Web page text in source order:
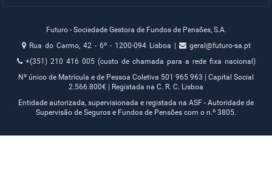
Futuro - Sociedade Gestora de Fundos de Pensões, S.A.
Rua do Carmo, 42 - 6º - 1200-094 Lisboa |
geral@futuro-sa.pt
+(351) 210 416 005 (custo de chamada para a rede fixa nacional)
Nº único de Matrícula e de Pessoa Coletiva 501 965 963 | Capital Social
2.566.800€ | Registada na C. R. C. Lisboa
Entidade autorizada, supervisionada e registada na ASF - Autoridade de
Supervisão de Seguros e Fundos de Pensões com o n.º 3805.